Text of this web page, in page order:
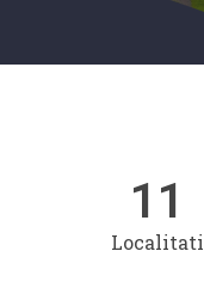
Localitati
11